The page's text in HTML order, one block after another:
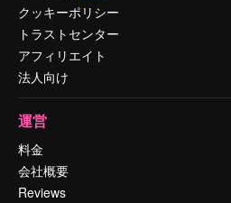
クッキーポリシー
トラストセンター
アフィリエイト
法人向け
運営
料金
会社概要
Reviews